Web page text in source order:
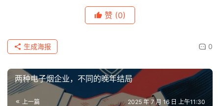
赞 (0)
0
生成海报
两种电子烟企业，不同的晚年结局
上一篇 2025 年 7 月 16 日 上午11:30